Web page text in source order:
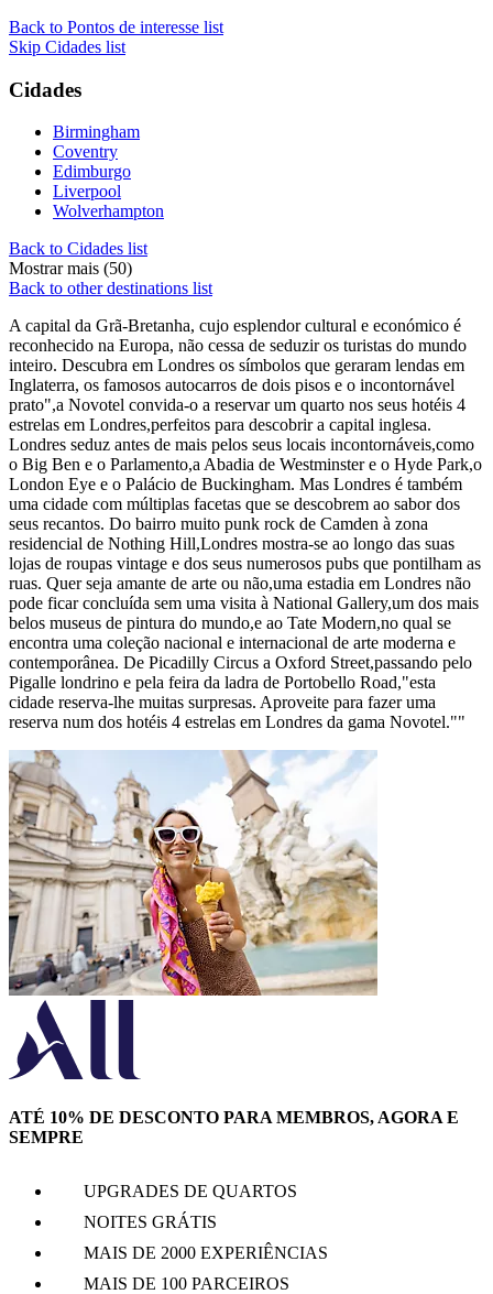
Back to Pontos de interesse list
Skip Cidades list
Cidades
Birmingham
Coventry
Edimburgo
Liverpool
Wolverhampton
Back to Cidades list
Mostrar mais (50)
Back to other destinations list
A capital da Grã-Bretanha, cujo esplendor cultural e económico é
reconhecido na Europa, não cessa de seduzir os turistas do mundo
inteiro. Descubra em Londres os símbolos que geraram lendas em
Inglaterra, os famosos autocarros de dois pisos e o incontornável
prato",a Novotel convida-o a reservar um quarto nos seus hotéis 4
estrelas em Londres,perfeitos para descobrir a capital inglesa.
Londres seduz antes de mais pelos seus locais incontornáveis,como
o Big Ben e o Parlamento,a Abadia de Westminster e o Hyde Park,o
London Eye e o Palácio de Buckingham. Mas Londres é também
uma cidade com múltiplas facetas que se descobrem ao sabor dos
seus recantos. Do bairro muito punk rock de Camden à zona
residencial de Nothing Hill,Londres mostra-se ao longo das suas
lojas de roupas vintage e dos seus numerosos pubs que pontilham as
ruas. Quer seja amante de arte ou não,uma estadia em Londres não
pode ficar concluída sem uma visita à National Gallery,um dos mais
belos museus de pintura do mundo,e ao Tate Modern,no qual se
encontra uma coleção nacional e internacional de arte moderna e
contemporânea. De Picadilly Circus a Oxford Street,passando pelo
Pigalle londrino e pela feira da ladra de Portobello Road,"esta
cidade reserva-lhe muitas surpresas. Aproveite para fazer uma
reserva num dos hotéis 4 estrelas em Londres da gama Novotel.""
ATÉ 10% DE DESCONTO PARA MEMBROS, AGORA E
SEMPRE
UPGRADES DE QUARTOS
NOITES GRÁTIS
MAIS DE 2000 EXPERIÊNCIAS
MAIS DE 100 PARCEIROS